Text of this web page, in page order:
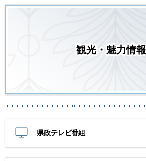
観光・魅力情報
県政テレビ番組